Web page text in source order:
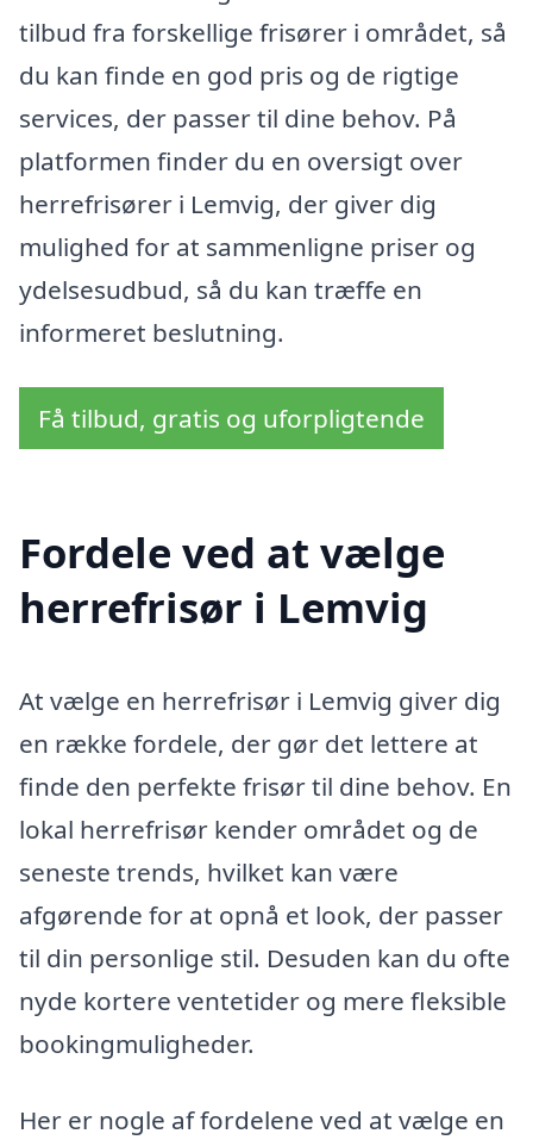
tilbud fra forskellige frisører i området, så
du kan finde en god pris og de rigtige
services, der passer til dine behov. På
platformen finder du en oversigt over
herrefrisører i Lemvig, der giver dig
mulighed for at sammenligne priser og
ydelsesudbud, så du kan træffe en
informeret beslutning.
Få tilbud, gratis og uforpligtende
Fordele ved at vælge
herrefrisør i Lemvig
At vælge en herrefrisør i Lemvig giver dig
en række fordele, der gør det lettere at
finde den perfekte frisør til dine behov. En
lokal herrefrisør kender området og de
seneste trends, hvilket kan være
afgørende for at opnå et look, der passer
til din personlige stil. Desuden kan du ofte
nyde kortere ventetider og mere fleksible
bookingmuligheder.
Her er nogle af fordelene ved at vælge en